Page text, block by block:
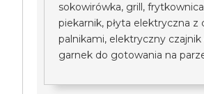
sokowirówka, grill,
piekarnik, płyta elektryczna z
palnikami, elektryczny
garnek do gotowania na